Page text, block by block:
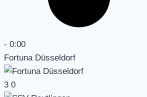
- 0:00
Fortuna Düsseldorf
3 0